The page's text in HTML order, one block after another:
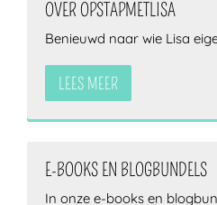
OVER OPSTAPMETLISA
Benieuwd naar wie Lisa
LEES MEER
E-BOOKS EN BLOGBUNDELS
In onze e-books en